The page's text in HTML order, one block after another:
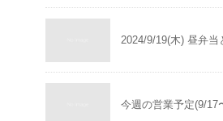
2024/9/19(木) 昼弁当
今週の営業予定(9/17